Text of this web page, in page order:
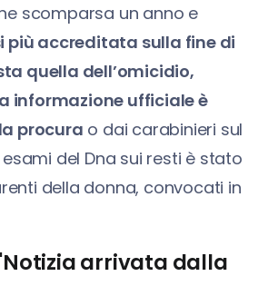
scomparsa un anno e
più accreditata sulla fine di
quella dell’omicidio,
informazione ufficiale è
procura o dai carabinieri sul
esami del Dna sui resti è stato
della donna, convocati in
arrivata dalla